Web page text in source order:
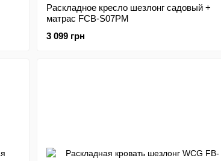
Раскладное кресло шезлонг садовый +
матрас FCB-S07PM
3 099 грн